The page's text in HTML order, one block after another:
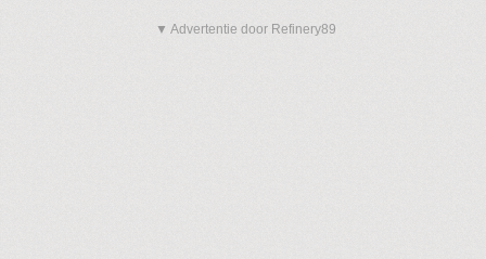
▼ Advertentie door Refinery89